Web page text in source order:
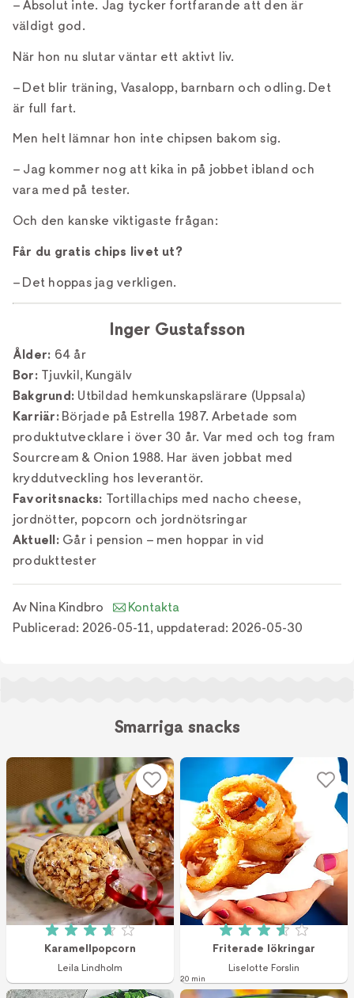
– Absolut inte. Jag tycker fortfarande att den är
väldigt god.
När hon nu slutar väntar ett aktivt liv.
– Det blir träning, Vasalopp, barnbarn och odling. Det
är full fart.
Men helt lämnar hon inte chipsen bakom sig.
– Jag kommer nog att kika in på jobbet ibland och
vara med på tester.
Och den kanske viktigaste frågan:
Får du gratis chips livet ut?
– Det hoppas jag verkligen.
Inger Gustafsson
Ålder: 64 år
Bor:Tjuvkil, Kungälv
Bakgrund: Utbildad hemkunskapslärare (Uppsala)
Karriär:Började på Estrella 1987. Arbetade som
produktutvecklare i över 30 år. Var med och tog fram
Sourcream & Onion 1988. Har även jobbat med
kryddutveckling hos leverantör.
Favoritsnacks: Tortillachips med nacho cheese,
jordnötter, popcorn och jordnötsringar
Aktuell:Går i pension – men hoppar in vid
produkttester
Av Nina Kindbro
Kontakta
Publicerad: 2026-05-11, uppdaterad: 2026-05-30
Smarriga snacks
Betyg: 3.7 av 5 (79 röster)
Karamellpopcorn
Leila Lindholm
Betyg: 3.6 av 5
Friterade lökringar
Liselotte Forslin
20 min